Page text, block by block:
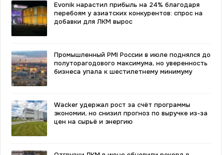
Evonik нарастил прибыль на 24% благодаря
перебоям у азиатских конкурентов: спрос на
добавки для ЛКМ вырос
Промышленный PMI России в июле поднялся до
полуторагодового максимума, но уверенность
бизнеса упала к шестилетнему минимуму
Wacker удержал рост за счёт программы
экономии, но снизил прогноз по выручке из-за
цен на сырьё и энергию